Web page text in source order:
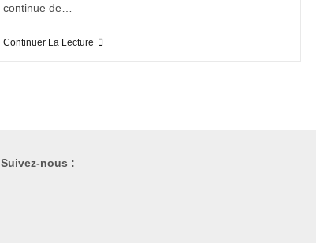
continue de…
Continuer La Lecture
Suivez-nous :